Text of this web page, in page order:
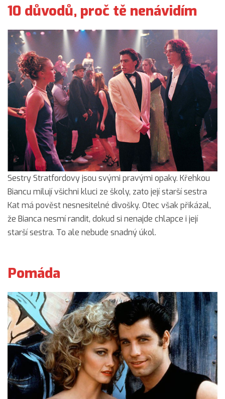
10 důvodů, proč tě nenávidím
Sestry Stratfordovy jsou svými pravými opaky. Křehkou
Biancu milují všichni kluci ze školy, zato její starší sestra
Kat má pověst nesnesitelné divošky. Otec však přikázal,
že Bianca nesmí randit, dokud si nenajde chlapce i její
starší sestra. To ale nebude snadný úkol.
Pomáda